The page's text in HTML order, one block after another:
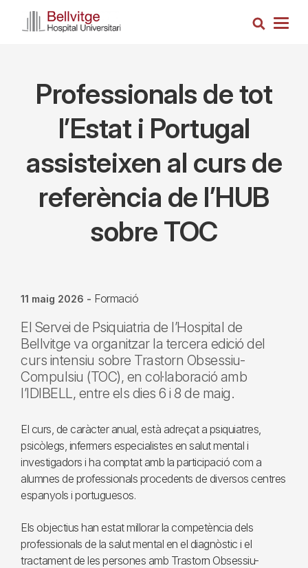
Cerca
Professionals de tot
l’Estat i Portugal
assisteixen al curs de
referència de l’HUB
sobre TOC
11 maig 2026 - Formació
El Servei de Psiquiatria de l’Hospital de
Bellvitge va organitzar la tercera edició del
curs intensiu sobre Trastorn Obsessiu-
Compulsiu (TOC), en col·laboració amb
l’IDIBELL, entre els dies 6 i 8 de maig.
El curs, de caràcter anual, està adreçat a psiquiatres,
psicòlegs, infermers especialistes en salut mental i
investigadors i ha comptat amb la participació com a
alumnes de professionals procedents de diversos centres
espanyols i portuguesos.
Els objectius han estat millorar la competència dels
professionals de la salut mental en el diagnòstic i el
tractament de les persones amb Trastorn Obsessiu-